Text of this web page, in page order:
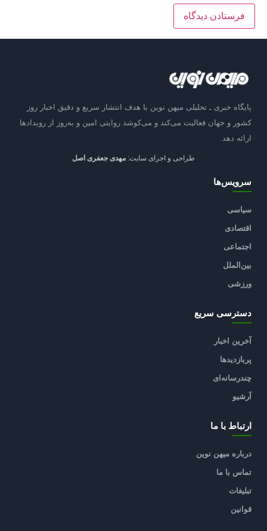
پایگاه خبری ـ تحلیلی میهن نوین با هدف انتشار سریع و دقیق اخبار روز
کشور و جهان فعالیت می‌کند و می‌کوشد روایتی امین و به‌روز از رویدادها
ارائه دهد.
طراحی و اجرای سایت: مهدی جعفری اصل
سرویس‌ها
سیاسی
اقتصادی
اجتماعی
بین‌الملل
ورزشی
دسترسی سریع
آخرین اخبار
پربازدیدها
چندرسانه‌ای
آرشیو
ارتباط با ما
درباره میهن نوین
تماس با ما
تبلیغات
قوانین